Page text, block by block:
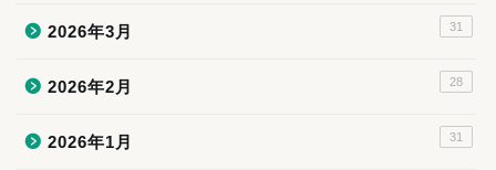
2026年3月 31
2026年2月 28
2026年1月 31